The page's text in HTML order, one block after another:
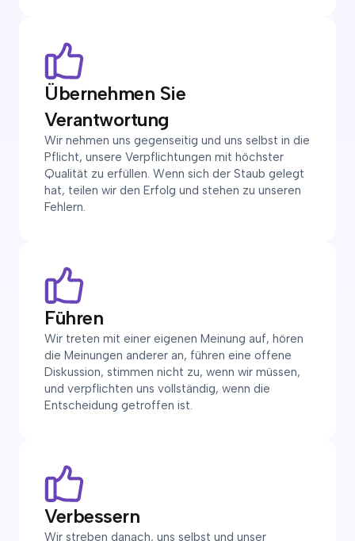
Übernehmen Sie
Verantwortung
Wir nehmen uns gegenseitig und uns selbst in die
Pflicht, unsere Verpflichtungen mit höchster
Qualität zu erfüllen. Wenn sich der Staub gelegt
hat, teilen wir den Erfolg und stehen zu unseren
Fehlern.
Führen
Wir treten mit einer eigenen Meinung auf, hören
die Meinungen anderer an, führen eine offene
Diskussion, stimmen nicht zu, wenn wir müssen,
und verpflichten uns vollständig, wenn die
Entscheidung getroffen ist.
Verbessern
Wir streben danach, uns selbst und unser